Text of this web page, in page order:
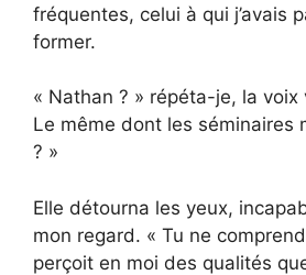
fréquentes, celui à qui j’avais
former.
« Nathan ? » répéta-je, la voix
Le même dont les séminaires
? »
Elle détourna les yeux,
mon regard. « Tu ne
perçoit en moi des qualités